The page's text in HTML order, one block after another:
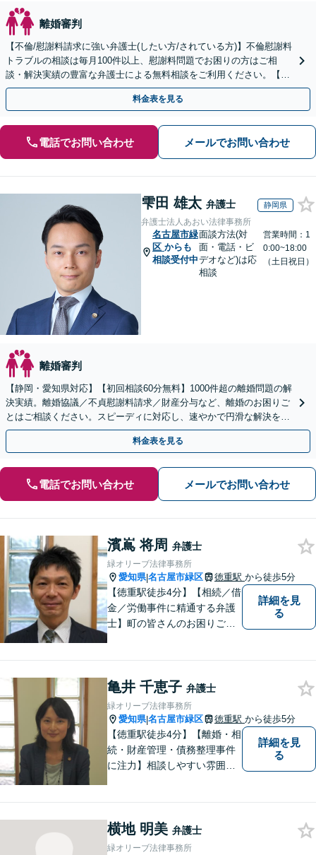
離婚審判
【不倫/慰謝料請求に強い弁護士(したい方/されている方)】不倫慰謝料
トラブルの相談は毎月100件以上、慰謝料問題でお困りの方はご相
談・解決実績の豊富な弁護士による無料相談をご利用ください。【不
倫相談は初回0円】【全国対応】
料金表を見る
電話でお問い合わせ メールでお問い合わせ
雫田 雄太 弁護士 静岡県
弁護士法人あおい法律事務所
名古屋市緑
区 からも
相談受付中
面談方法(対
面・電話・ビ
デオなど)は応
相談
営業時間：1
0:00~18:00
（土日祝日）
離婚審判
【静岡・愛知県対応】【初回相談60分無料】1000件超の離婚問題の解
決実績。離婚協議／不貞慰謝料請求／財産分与など、離婚のお困りご
とはご相談ください。スピーディに対応し、速やかで円滑な解決を目
指します【女性弁護士・男性弁護士どちらも所属】
料金表を見る
電話でお問い合わせ メールでお問い合わせ
濱嶌 将周 弁護士
緑オリーブ法律事務所
愛知県|名古屋市緑区 徳重駅 から徒歩5分
【徳重駅徒歩4分】【相続／借
金／労働事件に精通する弁護
士】町の皆さんのお困りごと
バー等の情報問題にも意欲高
く取り組みます。お困りごと
があれば。お気軽にご相談く
ださい。
詳細を見
る
亀井 千恵子 弁護士
緑オリーブ法律事務所
愛知県|名古屋市緑区 徳重駅 から徒歩5分
【徳重駅徒歩4分】【離婚・相
続・財産管理・債務整理事件
に注力】相談しやすい雰囲気
詳細を見
る
横地 明美 弁護士
緑オリーブ法律事務所